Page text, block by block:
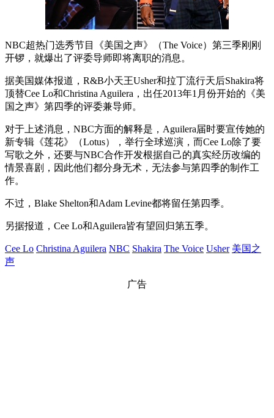
NBC超热门选秀节目《美国之声》（The Voice）第三季刚刚
开锣，就爆出了评委导师即将离职的消息。
据美国媒体报道，R&B小天王Usher和拉丁流行天后Shakira将
顶替Cee Lo和Christina Aguilera，出任2013年1月份开始的《美
国之声》第四季的评委兼导师。
对于上述消息，NBC方面的解释是，Aguilera届时要宣传她的
新专辑《莲花》（Lotus），举行全球巡演，而Cee Lo除了要
写歌之外，还要与NBC合作开发根据自己的真实经历改编的
情景喜剧，因此他们都分身无术，无法参与第四季的制作工
作。
不过，Blake Shelton和Adam Levine都将留任第四季。
另据报道，Cee Lo和Aguilera皆有望回归第五季。
Cee Lo Christina Aguilera NBC Shakira The Voice Usher 美国之
声
广告